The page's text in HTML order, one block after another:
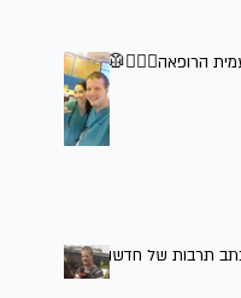
הרופאה👩🏻‍⚕️🥼
כתב תרבות של חדשות